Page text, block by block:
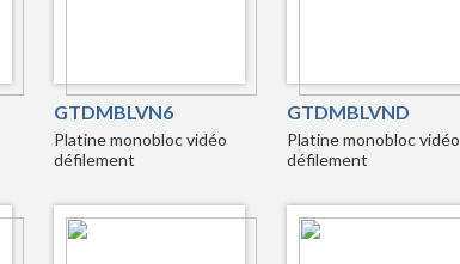
GTDMBLVN6
Platine monobloc vidéo
défilement
GTDMBLVND
Platine monobloc vidéo
défilement